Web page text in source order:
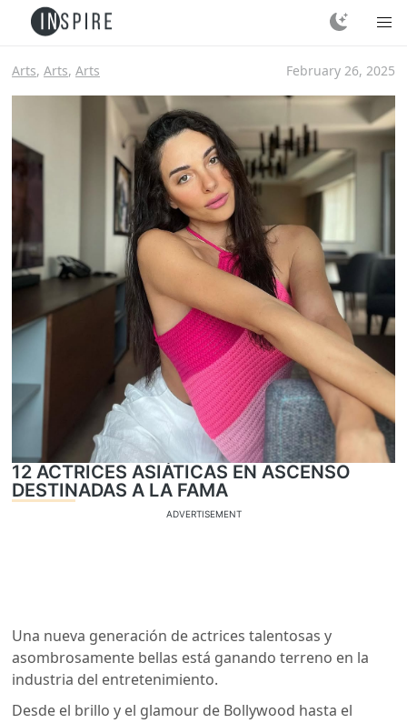
Arts, Arts, Arts February 26, 2025
12 ACTRICES ASIÁTICAS EN ASCENSO
DESTINADAS A LA FAMA
ADVERTISEMENT
Una nueva generación de actrices talentosas y
asombrosamente bellas está ganando terreno en la
industria del entretenimiento.
Desde el brillo y el glamour de Bollywood hasta el